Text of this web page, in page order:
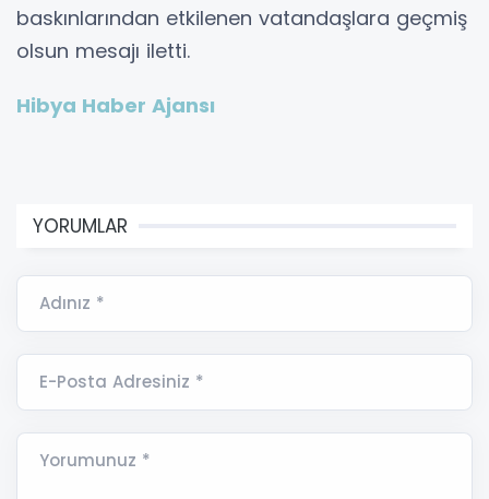
baskınlarından etkilenen vatandaşlara geçmiş
olsun mesajı iletti.
Hibya Haber Ajansı
YORUMLAR
Adınız *
E-Posta Adresiniz *
Yorumunuz *